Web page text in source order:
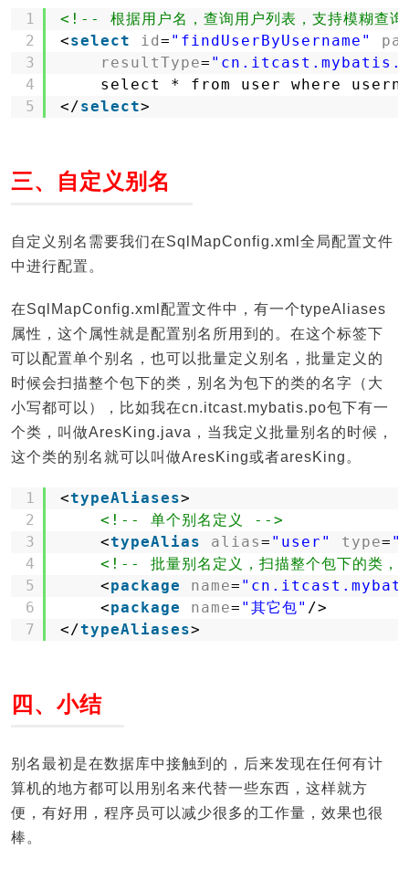
1
2
3
4
5
<!-- 根据用户名，查询用户列表，支持模糊查
<select id = "findUserByUsername"
resultType=
select * from user where
</select>
三、自定义别名
自定义别名需要我们在SqlMapConfig.xml全局配置文件
中进行配置。
在SqlMapConfig.xml配置文件中，有一个typeAliases
属性，这个属性就是配置别名所用到的。在这个标签下
可以配置单个别名，也可以批量定义别名，批量定义的
时候会扫描整个包下的类，别名为包下的类的名字（大
小写都可以），比如我在cn.itcast.mybatis.po包下有一
个类，叫做AresKing.java，当我定义批量别名的时候，
这个类的别名就可以叫做AresKing或者aresKing。
1
2
3
4
5
6
7
<typeAliases>
<!-- 单个别名定义 -->
<typeAlias alias= "user" type=
<!-- 批量别名定义，扫描整个包下的类，
<package name=
<package name= "其它包" />
</typeAliases>
四、小结
别名最初是在数据库中接触到的，后来发现在任何有计
算机的地方都可以用别名来代替一些东西，这样就方
便，有好用，程序员可以减少很多的工作量，效果也很
棒。